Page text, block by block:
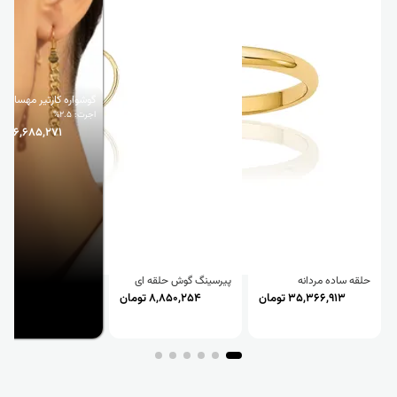
حلقه ساده مردانه
35,366,913 تومان
پیرسینگ گوش حلقه ای
8,850,254 تومان
گوشواره کارتیر مهسا
اجرت: 2.5%
46,685,271 تومان